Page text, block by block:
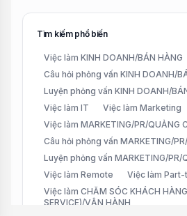
Tìm kiếm phổ biến
Việc làm KINH DOANH/BÁN HÀNG
Câu hỏi phỏng vấn KINH DOANH/
Luyện phỏng vấn KINH DOANH/
Việc làm IT
Việc làm Marketing
Việc làm MARKETING/PR/QUẢNG
Câu hỏi phỏng vấn MARKETING/
Luyện phỏng vấn MARKETING/PR/
Việc làm Remote
Việc làm Part-
Việc làm CHĂM SÓC KHÁCH
SERVICE)/VẬN HÀNH